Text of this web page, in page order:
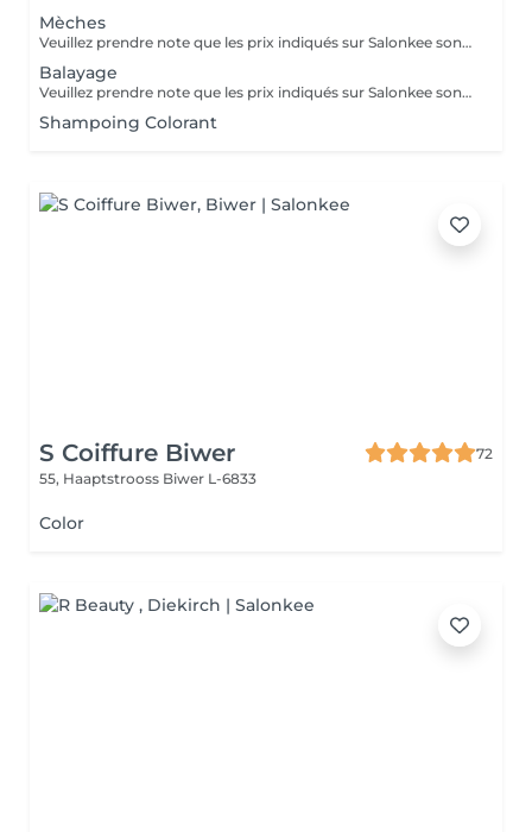
Mèches
Veuillez prendre note que les prix indiqués sur Salonkee sont communiqués à titre informatif et s'entendent de base. Ces derniers sont susceptibles de varier selon le diagnostic réalisé à votre arrivée au salon et l'expertise du professionnel à qui vous confiez votre beauté. Dans tous les cas, un devis précis vous sera proposé et toutes réalisations de prestations seront effectuées avec votre accord. Un grand merci d'avance pour votre compréhension. Au plaisir de vous recevoir très vite.
Balayage
Veuillez prendre note que les prix indiqués sur Salonkee sont communiqués à titre informatif et s'entendent de base. Ces derniers sont susceptibles de varier selon le diagnostic réalisé à votre arrivée au salon et l'expertise du professionnel à qui vous confiez votre beauté. Dans tous les cas, un devis précis vous sera proposé et toutes réalisations de prestations seront effectuées avec votre accord. Un grand merci d'avance pour votre compréhension. Au plaisir de vous recevoir très vite.
Shampoing Colorant
S Coiffure Biwer
72
55, Haaptstrooss Biwer L-6833
Color